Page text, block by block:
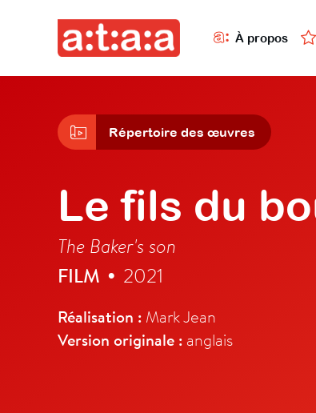
À propos
Répertoire des œuvres
Le fils du
The Baker's son
FILM • 2021
Réalisation : Mark Jean
Version originale : anglais